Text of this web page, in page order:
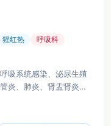
猩红热
呼吸科
吸系统感染、泌尿生殖
炎、肺炎、肾盂肾炎、